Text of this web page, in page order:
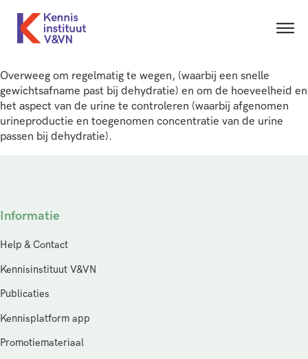
Overweeg om regelmatig te wegen, (waarbij een snelle
gewichtsafname past bij dehydratie) en om de hoeveelheid en
het aspect van de urine te controleren (waarbij afgenomen
urineproductie en toegenomen concentratie van de urine
passen bij dehydratie).
Informatie
Help & Contact
Kennisinstituut V&VN
Publicaties
Kennisplatform app
Promotiemateriaal